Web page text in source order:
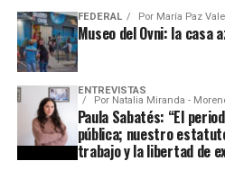
FEDERAL Por María Paz
Museo del Ovni: la casa
ENTREVISTAS
Por Natalia Miranda -
Paula Sabatés: “El
pública; nuestro
trabajo y la libertad de